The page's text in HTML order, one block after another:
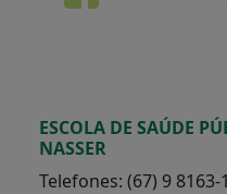
ESCOLA DE SAÚDE
NASSER
Telefones: (67) 9